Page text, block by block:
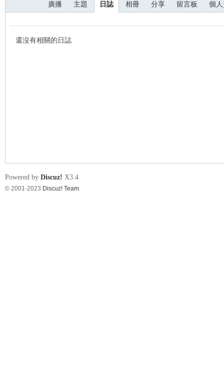
廣播 主題 日誌 相冊 分享 留言板 個
還沒有相關的日誌
Powered by Discuz! X3.4
© 2001-2023 Discuz! Team.